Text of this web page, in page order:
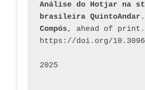
Análise do Hotjar na
brasileira QuintoAndar
Compós, ahead of print.
https://doi.org/
2025